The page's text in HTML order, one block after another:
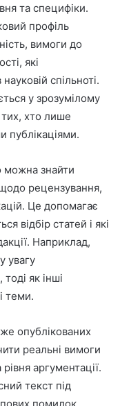
та специфіки.
профіль
вимоги до
які
спільноті.
у зрозумілому
хто лише
публікаціями.
можна знайти
рецензування,
Це допомагає
відбір статей і які
Наприклад,
увагу
як інші
теми.
опублікованих
реальні вимоги
аргументації.
текст під